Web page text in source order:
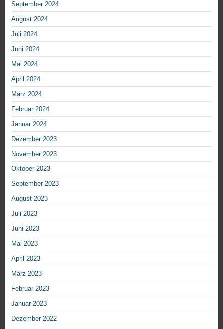
September 2024
August 2024
Juli 2024
Juni 2024
Mai 2024
April 2024
März 2024
Februar 2024
Januar 2024
Dezember 2023
November 2023
Oktober 2023
September 2023
August 2023
Juli 2023
Juni 2023
Mai 2023
April 2023
März 2023
Februar 2023
Januar 2023
Dezember 2022